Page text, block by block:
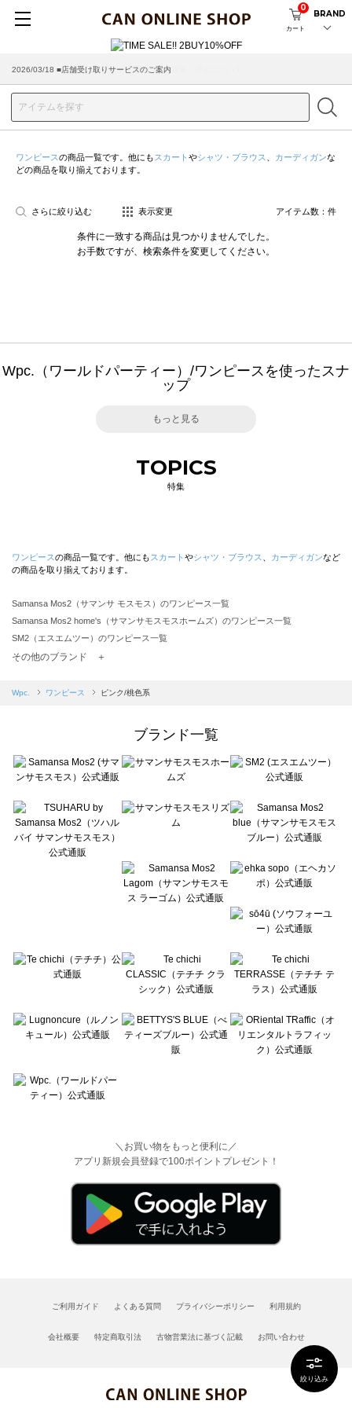
カート
0
BRAND
2026/03/18 ■店舗受け取りサービスのご案内
絞り込み
ワンピースの商品一覧です。他にも スカート やシャツ・ブラウス カーディガンな
どの商品を取り揃えております。
さらに絞り込む 表示変更 アイテム数： 件
条件に一致する商品は見つかりませんでした。
お手数ですが、検索条件を変更してください。
Wpc.（ワールドパーティー）/ワンピースを使ったスナ
ップ
もっと見る
TOPICS
特集
ワンピースの商品一覧です。他にも スカート やシャツ・ブラウス カーディガンなど
の商品を取り揃えております。
Samansa Mos2（サマンサ モスモス）のワンピース一覧
Samansa Mos2 home's（サマンサモスモスホームズ）のワンピース一覧
SM2（エスエムツー）のワンピース一覧
TSUHARU by Samansa Mos2（ツハルバイサマンサモスモス）のワンピース一覧
Samansa Mos2 blue（サマンサモスモス ブルー）のワンピース一覧
sō4ū（ソウフォーユー）のワンピース一覧
Te chichi（テチチ）のワンピース一覧
Te chichi CLASSIC（テチチ クラシック）のワンピース一覧
Lugnoncure（ルノンキュール）のワンピース一覧
BETTY'S BLUE（べティーズブルー）のワンピース一覧
Wpc.（ワールドパーティー）のワンピース一覧
その他のブランド ＋
Wpc. ワンピース ピンク/桃色系
ブランド一覧
＼お買い物をもっと便利に／
アプリ新規会員登録で100ポイントプレゼント！
ご利用ガイド よくある質問 プライバシーポリシー 利用規約
会社概要 特定商取引法 古物営業法に基づく記載 お問い合わせ